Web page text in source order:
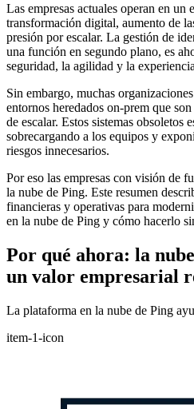
Las empresas actuales operan en un
transformación digital, aumento de
presión por escalar. La gestión de
una función en segundo plano, es
seguridad, la agilidad y la
Sin embargo, muchas
entornos heredados on-prem que
de escalar. Estos sistemas obsoletos
sobrecargando a los equipos y
riesgos innecesarios.
Por eso las empresas con visión de
la nube de Ping. Este resumen
financieras y operativas para
en la nube de Ping y cómo hacerlo
Por qué ahora: la
un valor empresarial
La plataforma en la nube de Ping
item-1-icon